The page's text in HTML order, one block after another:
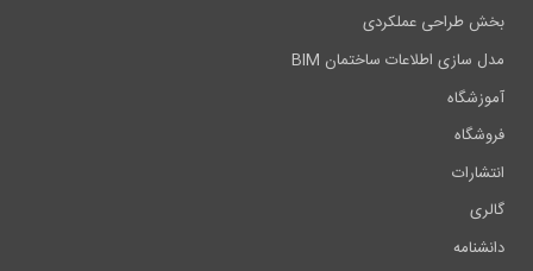
بخش طراحی عملکردی
مدل سازی اطلاعات ساختمان BIM
آموزشگاه
فروشگاه
انتشارات
گالری
دانشنامه